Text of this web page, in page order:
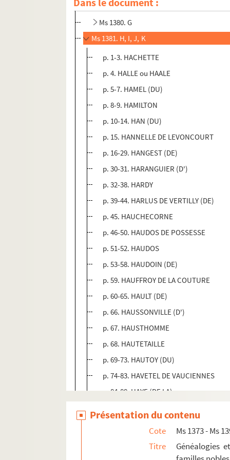
Ms 1379. F
Ms 1380. G
Ms 1381. H, I, J, K
p. 1-3. HACHETTE
p. 4. HALLE ou HAALE
p. 5-7. HAMEL (DU)
p. 8-9. HAMILTON
p. 10-14. HAN (DU)
p. 15. HANNELLE DE LEVONCOURT
p. 16-29. HANGEST (DE)
p. 30-31. HARANGUIER (D')
p. 32-38. HARDY
p. 39-44. HARLUS DE VERTILLY (DE)
p. 45. HAUCHECORNE
p. 46-50. HAUDOS DE POSSESSE
p. 51-52. HAUDOS
p. 53-58. HAUDOIN (DE)
p. 59. HAUFFROY DE LA COUTURE
p. 60-65. HAULT (DE)
p. 66. HAUSSONVILLE (D')
p. 67. HAUSTHOMME
p. 68. HAUTETAILLE
p. 69-73. HAUTOY (DU)
p. 74-83. HAVETEL DE VAUCIENNES
p. 84-88. HAYE (DE LA)
p. 100-107. HEDOUIN DE PONS LUDON
Présentation du contenu
Cote
Ms 1373 - Ms
Titre
Généalogies